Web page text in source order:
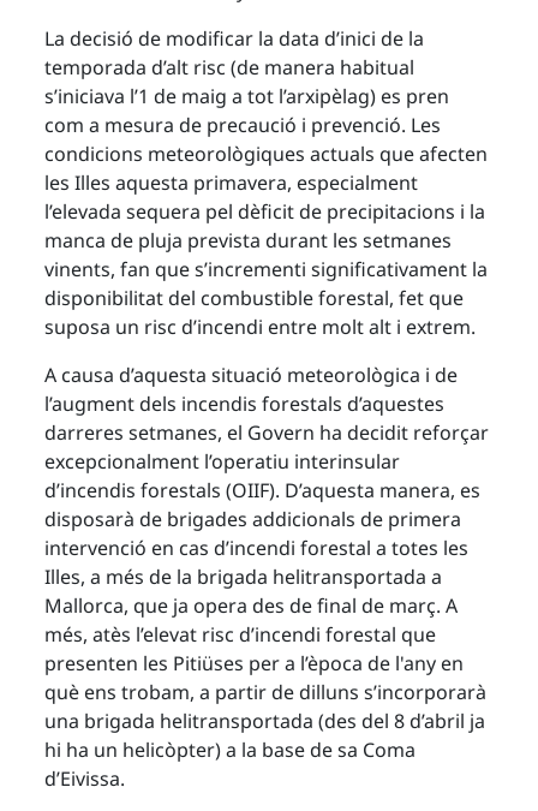
La decisió de modificar la data d’inici de la
temporada d’alt risc (de manera habitual
s’iniciava l’1 de maig a tot l’arxipèlag) es pren
com a mesura de precaució i prevenció. Les
condicions meteorològiques actuals que afecten
les Illes aquesta primavera, especialment
l’elevada sequera pel dèficit de precipitacions i la
manca de pluja prevista durant les setmanes
vinents, fan que s’incrementi significativament la
disponibilitat del combustible forestal, fet que
suposa un risc d’incendi entre molt alt i extrem.
A causa d’aquesta situació meteorològica i de
l’augment dels incendis forestals d’aquestes
darreres setmanes, el Govern ha decidit reforçar
excepcionalment l’operatiu interinsular
d’incendis forestals (OIIF). D’aquesta manera, es
disposarà de brigades addicionals de primera
intervenció en cas d’incendi forestal a totes les
Illes, a més de la brigada helitransportada a
Mallorca, que ja opera des de final de març. A
més, atès l’elevat risc d’incendi forestal que
presenten les Pitiüses per a l’època de l'any en
què ens trobam, a partir de dilluns s’incorporarà
una brigada helitransportada (des del 8 d’abril ja
hi ha un helicòpter) a la base de sa Coma
d’Eivissa.